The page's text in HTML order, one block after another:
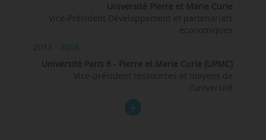
Université Pierre et Marie Curie
Vice-Président Développement et partenariats
économiques
2012 - 2016
Université Paris 6 - Pierre et Marie Curie (UPMC)
Vice-président ressources et moyens de
l’université